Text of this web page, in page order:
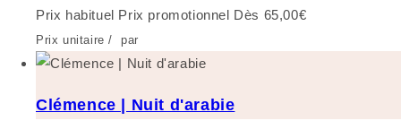
Prix habituel Prix promotionnel Dès 65,00€
Prix unitaire / par
Clémence | Nuit d'arabie